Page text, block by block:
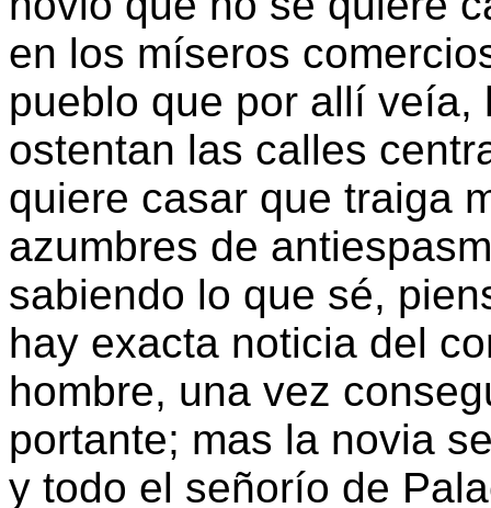
en los míseros
pueblo que por allí veía,
ostentan las calles
quiere casar que traiga
azumbres de
sabiendo lo que sé,
hay exacta noticia del
hombre, una vez
portante; mas la novia
y todo el señorío de